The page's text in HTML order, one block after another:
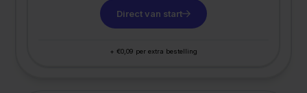
Direct van start
+ €0,09 per extra bestelling